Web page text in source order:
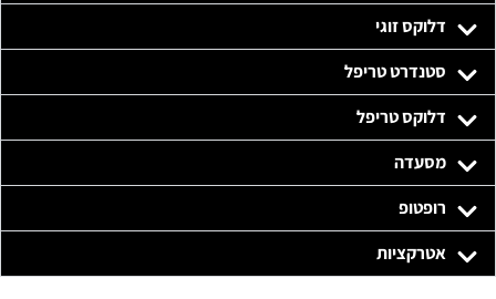
דלוקס זוגי
סטנדרט טריפל
דלוקס טריפל
מסעדה
רופטופ
אטרקציות